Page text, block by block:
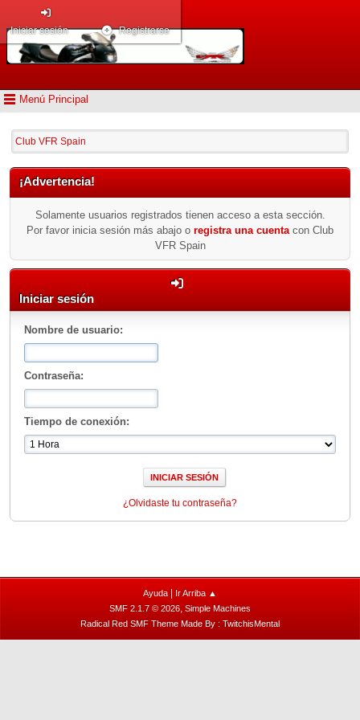
Menú Principal
Iniciar sesión Registrarse
Club VFR Spain
¡Advertencia!
Solamente usuarios registrados tienen acceso a esta sección.
Por favor inicia sesión más abajo o registra una cuenta con Club
VFR Spain
Iniciar sesión
Nombre de usuario:
Contraseña:
Tiempo de conexión:
¿Olvidaste tu contraseña?
Ayuda
Ir Arriba ▲
SMF 2.1.7 © 2026, Simple Machines
Radical Red SMF Theme Made By : TwitchisMental